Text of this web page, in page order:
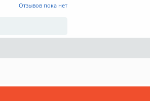
Отзывов пока нет